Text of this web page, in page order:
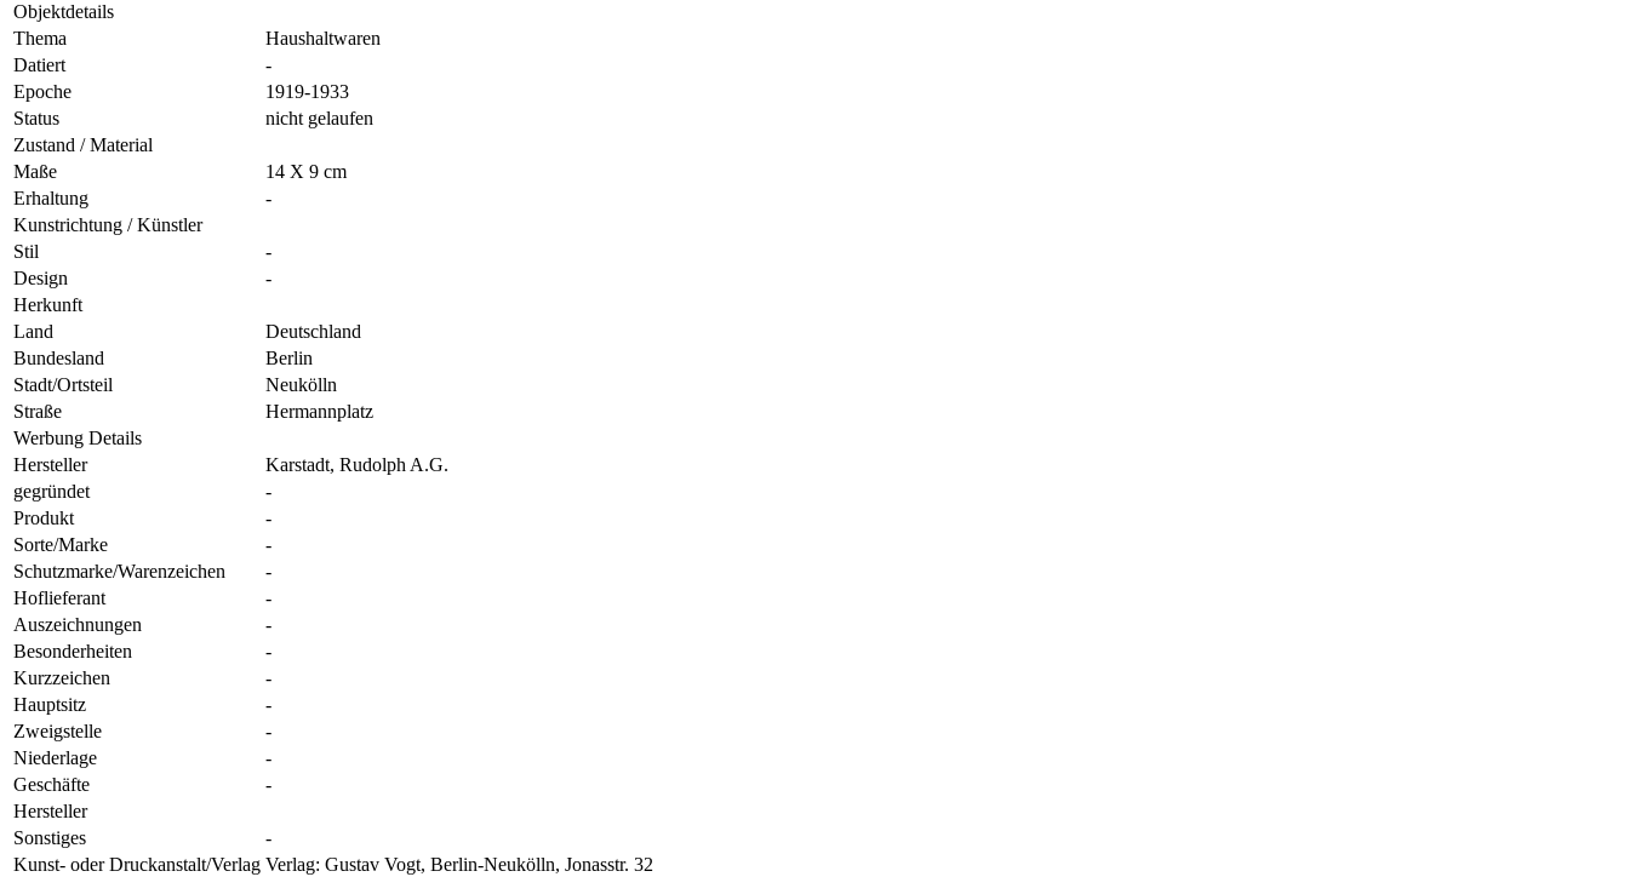
Objektdetails
Thema
Haushaltwaren
Datiert
-
Epoche
1919-1933
Status
nicht gelaufen
Zustand / Material
Maße
14 X 9 cm
Erhaltung
-
Kunstrichtung / Künstler
Stil
-
Design
-
Herkunft
Land
Deutschland
Bundesland
Berlin
Stadt/Ortsteil
Neukölln
Straße
Hermannplatz
Werbung Details
Hersteller
Karstadt, Rudolph A.G.
gegründet
-
Produkt
-
Sorte/Marke
-
Schutzmarke/Warenzeichen
-
Hoflieferant
-
Auszeichnungen
-
Besonderheiten
-
Kurzzeichen
-
Hauptsitz
-
Zweigstelle
-
Niederlage
-
Geschäfte
-
Hersteller
Sonstiges
-
Kunst- oder Druckanstalt/Verlag Verlag: Gustav Vogt, Berlin-Neukölln, Jonasstr. 32